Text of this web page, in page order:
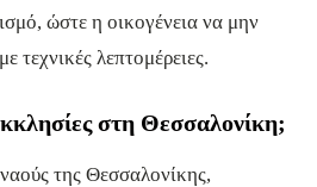
ώστε η οικογένεια να μην
τεχνικές λεπτομέρειες.
στη Θεσσαλονίκη;
της Θεσσαλονίκης,